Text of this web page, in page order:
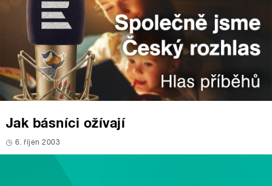
Jak básníci ožívají
6. říjen 2003